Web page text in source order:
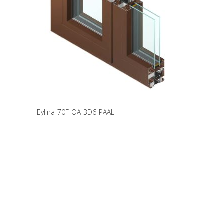
Eylina-70F-OA-3D6-PAAL